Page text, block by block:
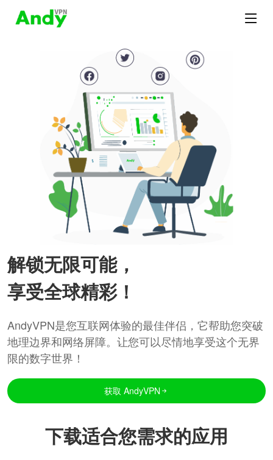
解锁无限可能，
享受全球精彩！
AndyVPN是您互联网体验的最佳伴侣，它帮助您突破
地理边界和网络屏障。让您可以尽情地享受这个无界
限的数字世界！
获取 AndyVPN
下载适合您需求的应用